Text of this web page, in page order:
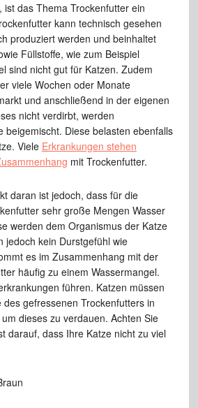
ist das Thema Trockenfutter ein
kann technisch gesehen
produziert werden und beinhaltet
Füllstoffe, wie zum Beispiel
sind nicht gut für Katzen. Zudem
viele Wochen oder Monate
und anschließend in der eigenen
nicht verdirbt, werden
beigemischt. Diese belasten ebenfalls
Viele Erkrankungen stehen
mit Trockenfutter.
daran ist jedoch, dass für die
sehr große Mengen Wasser
werden dem Organismus der Katze
jedoch kein Durstgefühl wie
es im Zusammenhang mit der
häufig zu einem Wassermangel.
führen. Katzen müssen
gefressenen Trockenfutters in
dieses zu verdauen. Achten Sie
darauf, dass Ihre Katze nicht zu viel